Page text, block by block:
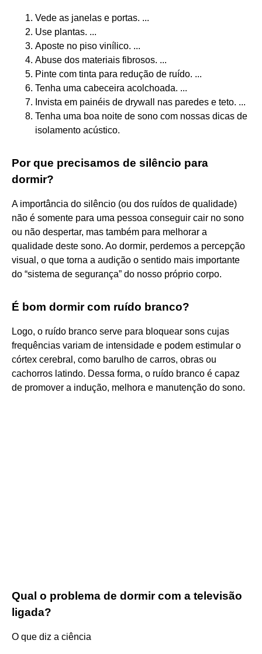
Vede as janelas e portas. ...
Use plantas. ...
Aposte no piso vinílico. ...
Abuse dos materiais fibrosos. ...
Pinte com tinta para redução de ruído. ...
Tenha uma cabeceira acolchoada. ...
Invista em painéis de drywall nas paredes e teto. ...
Tenha uma boa noite de sono com nossas dicas de
isolamento acústico.
Por que precisamos de silêncio para
dormir?
A importância do silêncio (ou dos ruídos de qualidade)
não é somente para uma pessoa conseguir cair no sono
ou não despertar, mas também para melhorar a
qualidade deste sono. Ao dormir, perdemos a percepção
visual, o que torna a audição o sentido mais importante
do “sistema de segurança” do nosso próprio corpo.
É bom dormir com ruído branco?
Logo, o ruído branco serve para bloquear sons cujas
frequências variam de intensidade e podem estimular o
córtex cerebral, como barulho de carros, obras ou
cachorros latindo. Dessa forma, o ruído branco é capaz
de promover a indução, melhora e manutenção do sono.
Qual o problema de dormir com a televisão
ligada?
O que diz a ciência